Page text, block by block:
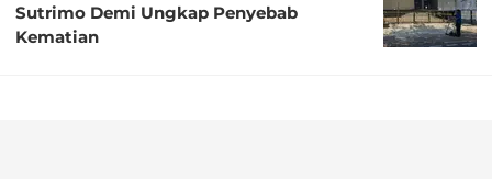
Sutrimo Demi Ungkap Penyebab
Kematian